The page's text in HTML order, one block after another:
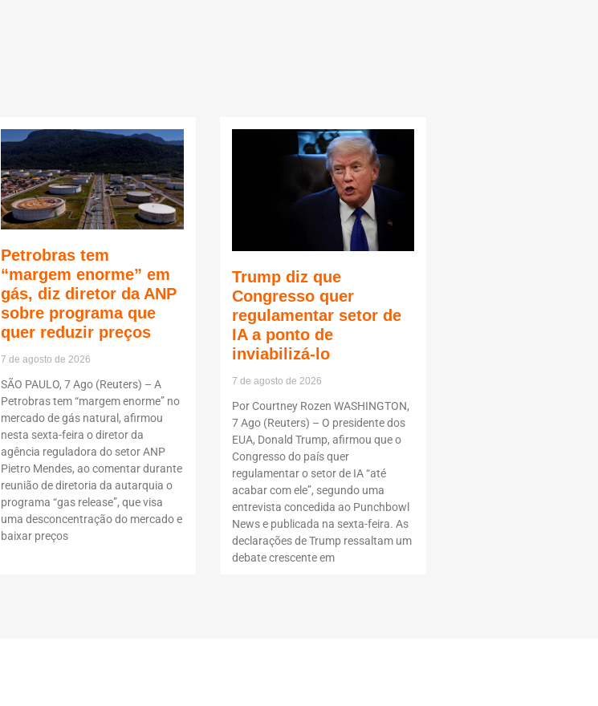
Petrobras tem
“margem enorme” em
gás, diz diretor da ANP
sobre programa que
quer reduzir preços
7 de agosto de 2026
SÃO PAULO, 7 Ago (Reuters) – A
Petrobras tem “margem enorme” no
mercado de gás natural, afirmou
nesta sexta-feira o diretor da
agência reguladora do setor ANP
Pietro Mendes, ao comentar durante
reunião de diretoria da autarquia o
programa “gas release”, que visa
uma desconcentração do mercado e
baixar preços
Trump diz que
Congresso quer
regulamentar setor de
IA a ponto de
inviabilizá-lo
7 de agosto de 2026
Por Courtney Rozen WASHINGTON,
7 Ago (Reuters) – O presidente dos
EUA, Donald Trump, afirmou que o
Congresso do país quer
regulamentar o setor de IA “até
acabar com ele”, segundo uma
entrevista concedida ao Punchbowl
News e publicada na sexta-feira. As
declarações de Trump ressaltam um
debate crescente em